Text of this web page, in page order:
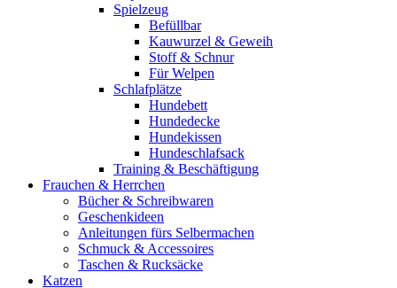
Spielzeug
Befüllbar
Kauwurzel & Geweih
Stoff & Schnur
Für Welpen
Schlafplätze
Hundebett
Hundedecke
Hundekissen
Hundeschlafsack
Training & Beschäftigung
Frauchen & Herrchen
Bücher & Schreibwaren
Geschenkideen
Anleitungen fürs Selbermachen
Schmuck & Accessoires
Taschen & Rucksäcke
Katzen